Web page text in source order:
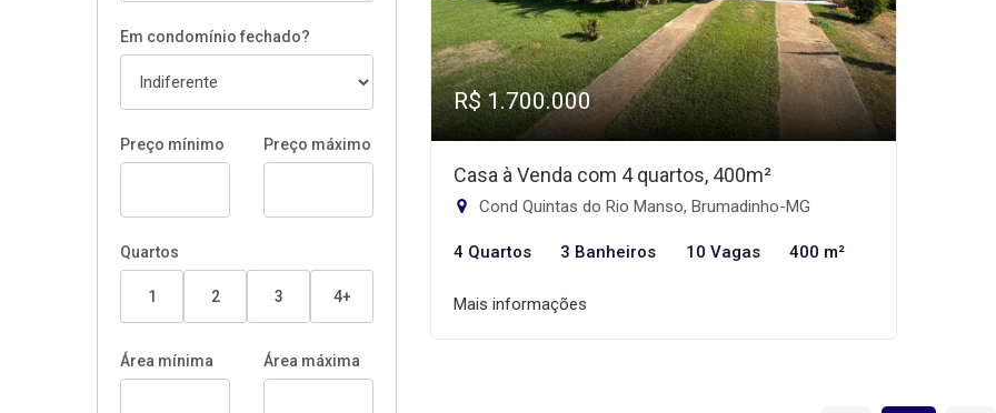
Em condomínio fechado?
Preço mínimo Preço máximo
Quartos
1 2 3 4+
Área mínima Área máxima
R$ 1.700.000
Casa à Venda com 4 quartos, 400m²
Cond Quintas do Rio Manso, Brumadinho-MG
4 Quartos 3 Banheiros 10 Vagas 400 m²
Mais informações